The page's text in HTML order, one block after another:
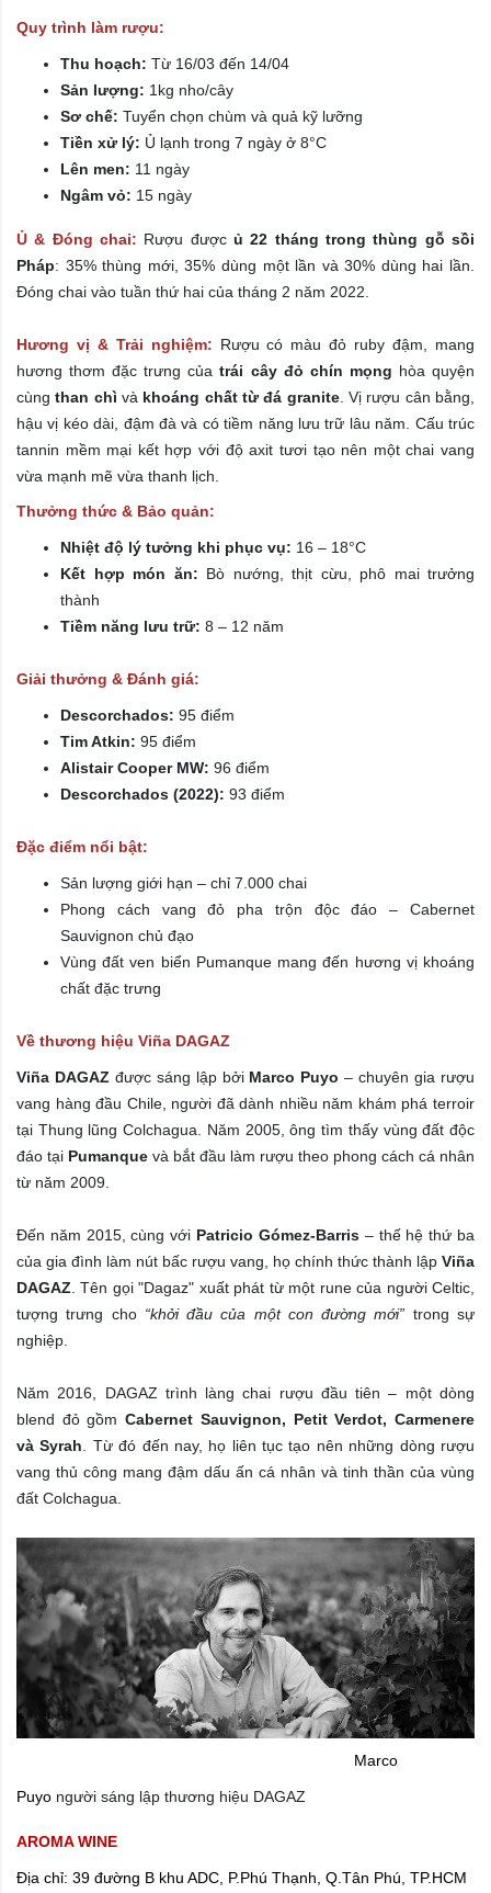
Quy trình làm rượu:
Thu hoạch: Từ 16/03 đến 14/04
Sản lượng: 1kg nho/cây
Sơ chế: Tuyển chọn chùm và quả kỹ lưỡng
Tiền xử lý: Ủ lạnh trong 7 ngày ở 8°C
Lên men: 11 ngày
Ngâm vỏ: 15 ngày
Ủ & Đóng chai: Rượu đượcủ 22 tháng trong thùng gỗ sồi
Pháp: 35% thùng mới, 35% dùng một lần và 30% dùng hai lần.
Đóng chai vào tuần thứ hai của tháng 2 năm 2022.
Hương vị & Trải nghiệm: Rượu có màu đỏ ruby đậm, mang
hương thơm đặc trưng củatrái cây đỏ chín mọng hòa quyện
cùngthan chìvà khoáng chất từ đá granite. Vị rượu cân bằng,
hậu vị kéo dài, đậm đà và có tiềm năng lưu trữ lâu năm. Cấu trúc
tannin mềm mại kết hợp với độ axit tươi tạo nên một chai vang
vừa mạnh mẽ vừa thanh lịch.
Thưởng thức & Bảo quản:
Nhiệt độ lý tưởng khi phục vụ: 16 – 18°C
Kết hợp món ăn: Bò nướng, thịt cừu, phô mai trưởng
thành
Tiềm năng lưu trữ: 8 – 12 năm
Giải thưởng & Đánh giá:
Descorchados: 95 điểm
Tim Atkin: 95 điểm
Alistair Cooper MW: 96 điểm
Descorchados (2022): 93 điểm
Đặc điểm nổi bật:
Sản lượng giới hạn – chỉ 7.000 chai
Phong cách vang đỏ pha trộn độc đáo – Cabernet
Sauvignon chủ đạo
Vùng đất ven biển Pumanque mang đến hương vị khoáng
chất đặc trưng
Về thương hiệu Viña DAGAZ
Viña DAGAZ được sáng lập bởi Marco Puyo – chuyên gia rượu
vang hàng đầu Chile, người đã dành nhiều năm khám phá terroir
tại Thung lũng Colchagua. Năm 2005, ông tìm thấy vùng đất độc
đáo tại Pumanque và bắt đầu làm rượu theo phong cách cá nhân
từ năm 2009.
Đến năm 2015, cùng với Patricio Gómez-Barris– thế hệ thứ ba
của gia đình làm nút bấc rượu vang, họ chính thức thành lập Viña
DAGAZ . Tên gọi "Dagaz" xuất phát từ một rune của người Celtic,
tượng trưng cho “khởi đầu của một con đường mới” trong sự
nghiệp.
Năm 2016, DAGAZ trình làng chai rượu đầu tiên – một dòng
blend đỏ gồmCabernet Sauvignon, Petit Verdot, Carmenere
và Syrah . Từ đó đến nay, họ liên tục tạo nên những dòng rượu
vang thủ công mang đậm dấu ấn cá nhân và tinh thần của vùng
đất Colchagua.
Marco
Puyo người sáng lập thương hiệu DAGAZ
AROMA WINE
Địa chỉ: 39 đường B khu ADC, P.Phú Thạnh, Q.Tân Phú, TP.HCM